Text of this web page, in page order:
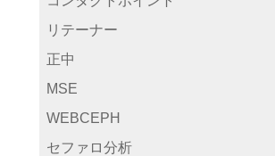
リテーナー
正中
MSE
WEBCEPH
セファロ分析